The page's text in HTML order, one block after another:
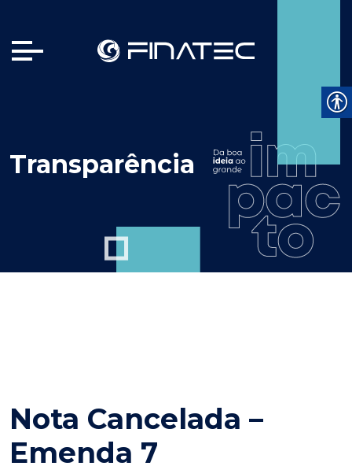
Transparência
Nota Cancelada –
Emenda 7